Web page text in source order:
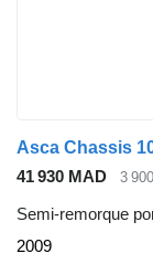
Asca Chassis
41 930 MAD
3
Semi-remorque
2009